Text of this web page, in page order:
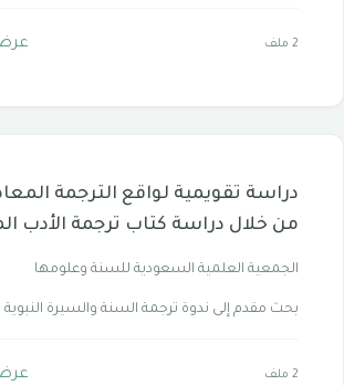
2 ملف
دراسة تقويمية لواقع الترجمة
من خلال دراسة كتاب ترجمة الأدب
الجمعية العلمية السعودية للسنة وعلومها
بحث مقدم إلى ندوة ترجمة السنة والسيرة النبوية
2 ملف